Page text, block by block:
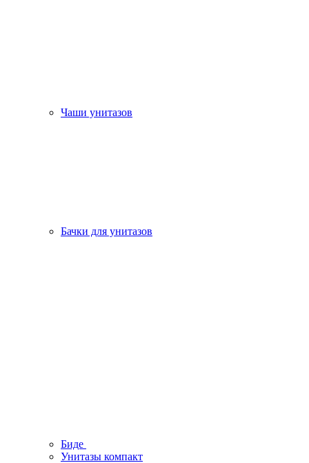
Чаши унитазов
Бачки для унитазов
Биде
Унитазы компакт